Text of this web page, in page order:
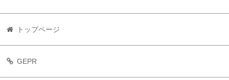
トップページ
GEPR